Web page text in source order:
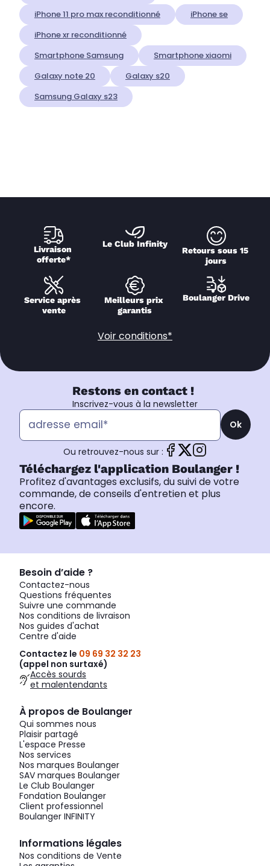
iPhone 11 pro max reconditionné
iPhone se
iPhone xr reconditionné
Smartphone Samsung
Smartphone xiaomi
Galaxy note 20
Galaxy s20
Samsung Galaxy s23
Livraison
offerte*
Le Club Infinity
Retours sous 15
jours
Service après
vente
Meilleurs prix
garantis
Boulanger Drive
Voir conditions*
Restons en contact !
Inscrivez-vous à la newsletter
Ok
Ou retrouvez-nous sur :
Téléchargez l'application Boulanger !
Profitez d'avantages exclusifs, du suivi de votre
commande, de conseils d'entretien et plus
encore.
Besoin d’aide ?
Contactez-nous
Questions fréquentes
Suivre une commande
Nos conditions de livraison
Nos guides d'achat
Centre d'aide
Contactez le 09 69 32 32 23
(appel non surtaxé)
Accès sourds
et malentendants
À propos de Boulanger
Qui sommes nous
Plaisir partagé
L'espace Presse
Nos services
Nos marques Boulanger
SAV marques Boulanger
Le Club Boulanger
Fondation Boulanger
Client professionnel
Boulanger INFINITY
Informations légales
Nos conditions de Vente